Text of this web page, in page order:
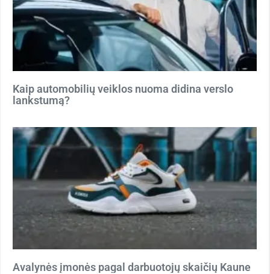
Kaip automobilių veiklos nuoma didina verslo
lankstumą?
Avalynės įmonės pagal darbuotojų skaičių Kaune